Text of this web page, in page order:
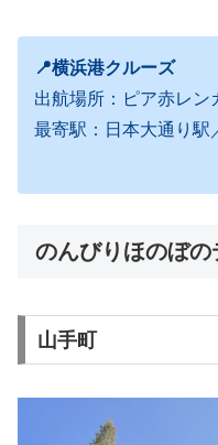
📍横浜港クルーズ
出航場所：ピア赤レン
最寄駅：日本大通り駅
のんびりほのぼ
山手町